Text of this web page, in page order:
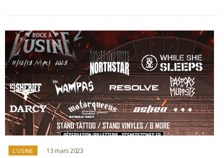
programmation
Catégories
L'USINE 13 mars 2023